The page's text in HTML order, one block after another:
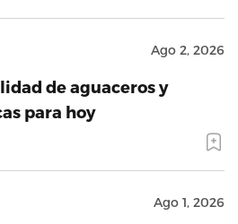
Ago 2, 2026
de aguaceros y
para hoy
Ago 1, 2026